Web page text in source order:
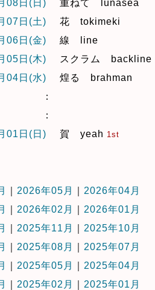
08日(日) 重ねて lunasea
07日(土) 花 tokimeki
06日(金) 線 line
05日(木) スクラム backline
04日(水) 煌る brahman
01日(日) 賀 yeah 1st
2026年05月
2026年04月
2026年02月
2026年01月
2025年11月
2025年10月
2025年08月
2025年07月
2025年05月
2025年04月
2025年02月
2025年01月